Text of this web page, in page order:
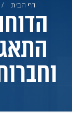
דף הבית